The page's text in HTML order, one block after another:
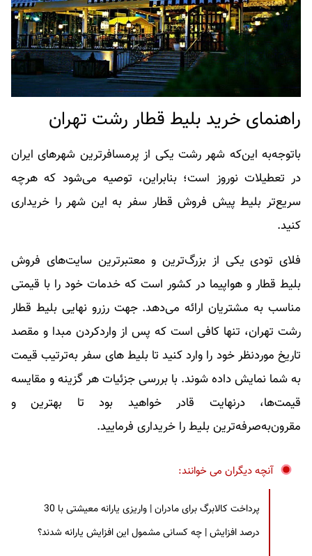
راهنمای خرید بلیط قطار رشت تهران
باتوجه‌به این‌که شهر رشت یکی از پرمسافرترین شهرهای ایران
در تعطیلات نوروز است؛ بنابراین، توصیه می‌شود که هرچه
سریع‌تر بلیط پیش فروش قطار سفر به این شهر را خریداری
کنید.
فلای تودی یکی از بزرگ‌ترین و معتبرترین سایت‌های فروش
بلیط قطار و هواپیما در کشور است که خدمات خود را با قیمتی
مناسب به مشتریان ارائه می‌دهد. جهت رزرو نهایی بلیط قطار
رشت تهران، تنها کافی است که پس از وارد‌کردن مبدا و مقصد
تاریخ موردنظر خود را وارد کنید تا بلیط های سفر به‌ترتیب قیمت
به شما نمایش داده شوند. با بررسی جزئیات هر گزینه و مقایسه
قیمت‌ها، درنهایت قادر خواهید بود تا بهترین و
مقرون‌به‌صرفه‌ترین بلیط را خریداری فرمایید.
آنچه دیگران می خوانند:
پرداخت کالابرگ برای مادران | واریزی یارانه معیشتی با 30
درصد افزایش | چه کسانی مشمول این افزایش یارانه شدند؟